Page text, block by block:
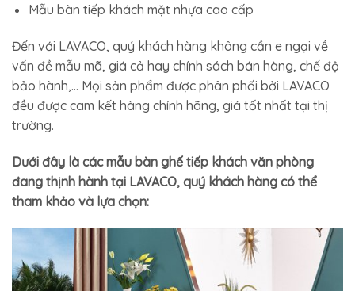
Mẫu bàn tiếp khách mặt nhựa cao cấp
Đến với LAVACO, quý khách hàng không cần e ngại về
vấn đề mẫu mã, giá cả hay chính sách bán hàng, chế độ
bảo hành,… Mọi sản phẩm được phân phối bởi LAVACO
đều được cam kết hàng chính hãng, giá tốt nhất tại thị
trường.
Dưới đây là các mẫu bàn ghế tiếp khách văn phòng
đang thịnh hành tại LAVACO, quý khách hàng có thể
tham khảo và lựa chọn: